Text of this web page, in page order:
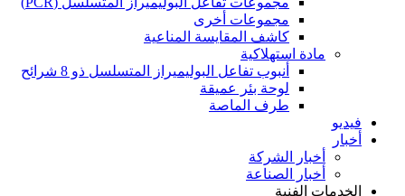
مجموعات أخرى
كاشف المقايسة المناعية
مادة استهلاكية
أنبوب تفاعل البوليميراز المتسلسل ذو 8 شرائح
لوحة بئر عميقة
طرف الماصة
فيديو
أخبار
أخبار الشركة
أخبار الصناعة
الخدمات الفنية